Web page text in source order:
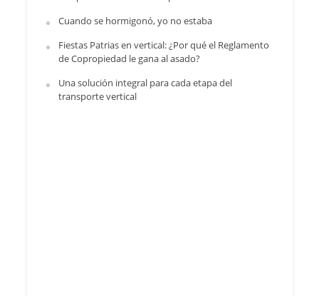
Cuando se hormigonó, yo no estaba
Fiestas Patrias en vertical: ¿Por qué el Reglamento
de Copropiedad le gana al asado?
Una solución integral para cada etapa del
transporte vertical